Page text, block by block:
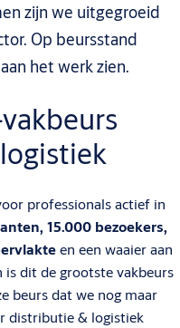
zijn we uitgegroeid
Op beursstand
het werk zien.
professionals actief in
15.000 bezoekers,
en een waaier aan
is dit de grootste vakbeurs
beurs dat we nog maar
distributie & logistiek